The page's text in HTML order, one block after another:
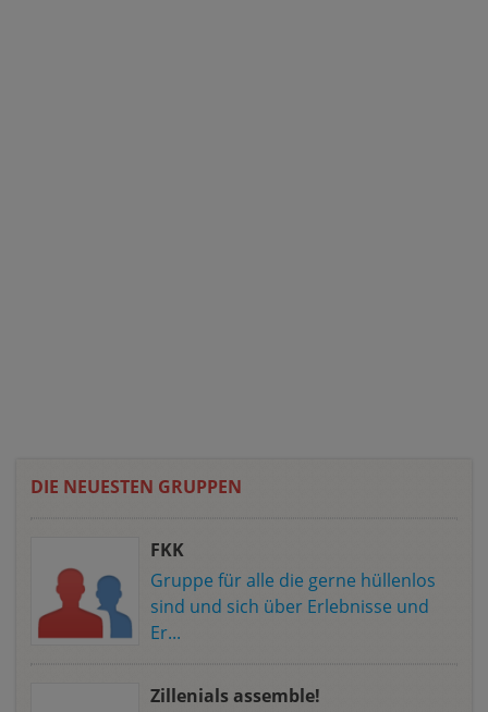
DIE NEUESTEN GRUPPEN
FKK
Gruppe für alle die gerne hüllenlos
sind und sich über Erlebnisse und
Er...
Zillenials assemble!